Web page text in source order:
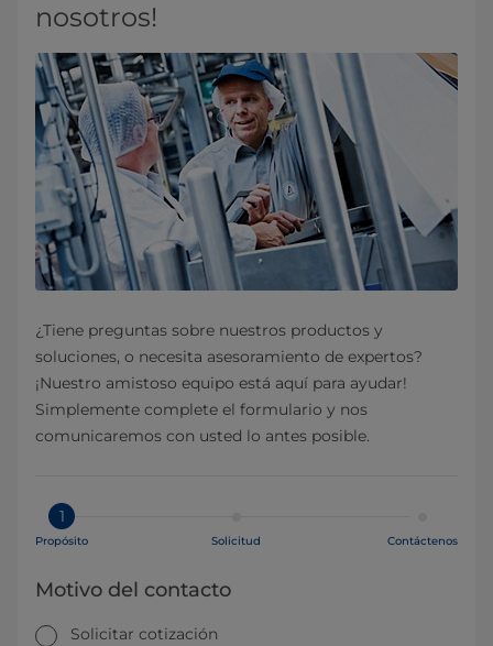
nosotros!
¿Tiene preguntas sobre nuestros productos y
soluciones, o necesita asesoramiento de expertos?
¡Nuestro amistoso equipo está aquí para ayudar!
Simplemente complete el formulario y nos
comunicaremos con usted lo antes posible.
1
Propósito Solicitud Contáctenos
Motivo del contacto
Solicitar cotización